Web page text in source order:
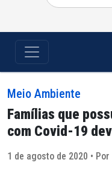
Meio Ambiente
Famílias que
com Covid-19
1 de agosto de 2020 • Por